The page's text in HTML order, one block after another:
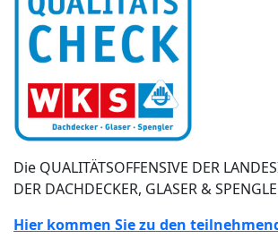
Die QUALITÄTSOFFENSIVE DER
DER DACHDECKER, GLASER &
Hier kommen Sie zu den